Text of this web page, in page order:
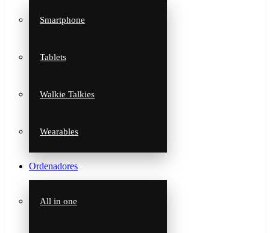
Smartphone
Tablets
Walkie Talkies
Wearables
Ordenadores
All in one